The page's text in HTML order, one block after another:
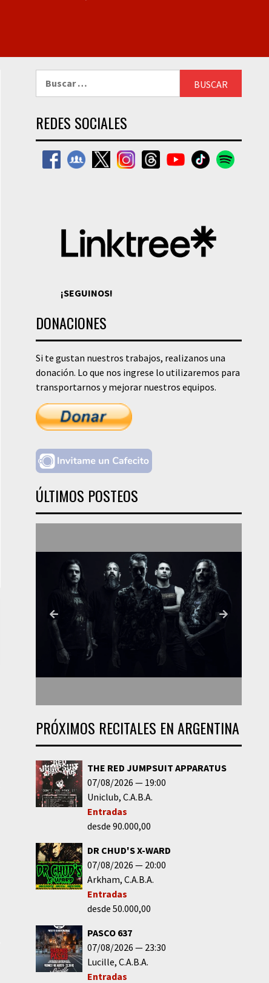
REDES SOCIALES
¡SEGUINOS!
DONACIONES
Si te gustan nuestros trabajos, realizanos una
donación. Lo que nos ingrese lo utilizaremos para
transportarnos y mejorar nuestros equipos.
ÚLTIMOS POSTEOS
PRÓXIMOS RECITALES EN ARGENTINA
THE RED JUMPSUIT APPARATUS
07/08/2026
19:00
Uniclub C.A.B.A.
Entradas
desde 90.000,00
DR CHUD'S X-WARD
07/08/2026
20:00
Arkham C.A.B.A.
Entradas
desde 50.000,00
PASCO 637
07/08/2026
23:30
Lucille C.A.B.A.
Entradas